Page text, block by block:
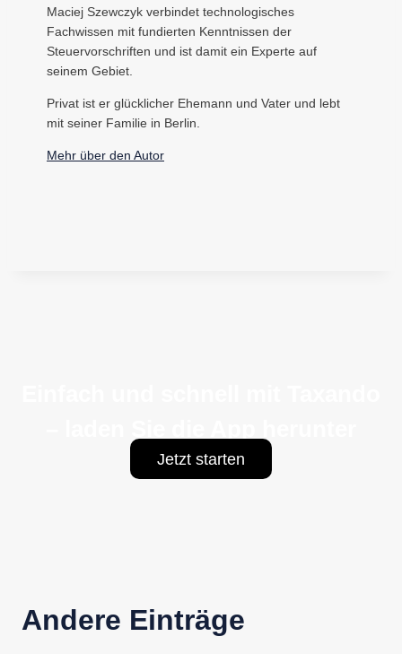
Maciej Szewczyk verbindet technologisches
Fachwissen mit fundierten Kenntnissen der
Steuervorschriften und ist damit ein Experte auf
seinem Gebiet.
Privat ist er glücklicher Ehemann und Vater und lebt
mit seiner Familie in Berlin.
Mehr über den Autor
Jetzt starten
Andere Einträge